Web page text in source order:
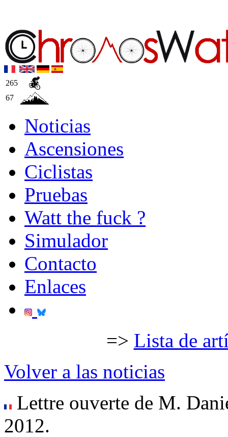
265
67
Noticias
Ascensiones
Ciclistas
Pruebas
Watt the fuck ?
Simulador
Contacto
Enlaces
=> Lista de
Volver a las noticias
Lettre ouverte de M.
2012.